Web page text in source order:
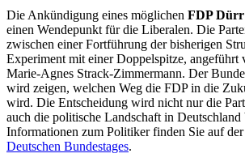
Die Ankündigung eines möglichen FDP
einen Wendepunkt für die Liberalen. Die
zwischen einer Fortführung der bisherigen
Experiment mit einer Doppelspitze, angeführt
Marie-Agnes Strack-Zimmermann. Der
wird zeigen, welchen Weg die FDP in die
wird. Die Entscheidung wird nicht nur die
auch die politische Landschaft in Deutschland
Informationen zum Politiker finden Sie auf der
Deutschen Bundestages.